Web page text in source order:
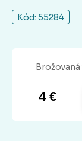
Kód: 55284
Brožovaná
4 €